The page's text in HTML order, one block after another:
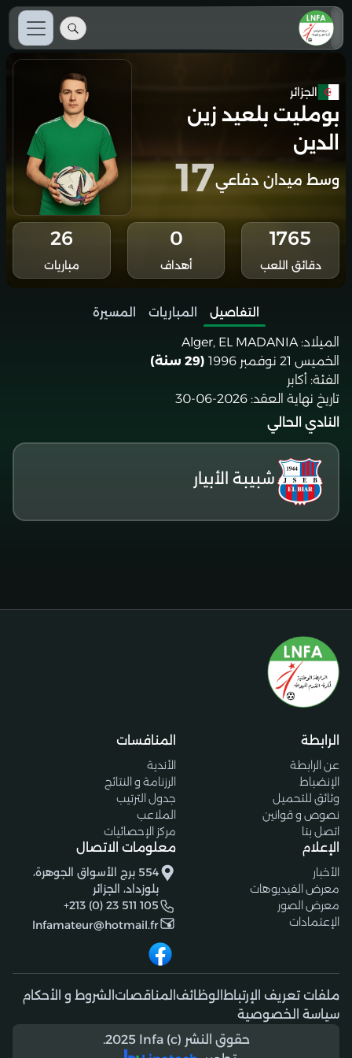
الجزائر
بومليت بلعيد زين
الدين
وسط ميدان دفاعي17
1765
دقائق اللعب
0
أهداف
26
مباريات
التفاصيل المباريات
المسيرة
الميلاد: Alger, EL MADANIA
الخميس 21 نوفمبر 1996
(29 سنة)
الفئة: أكابر
تاريخ نهاية العقد: 2026-06-30
النادي الحالي
شبيبة الأبيار
الرابطة
عن الرابطة
الإنضباط
وثائق للتحميل
نصوص و قوانين
اتصل بنا
المنافسات
الأندية
الرزنامة و النتائج
جدول الترتيب
الملاعب
مركز الإحصائيات
الإعلام
الأخبار
معرض الفيديوهات
معرض الصور
الإعتمادات
معلومات الاتصال
554 برج الأسواق الجوهرة،
بلوزداد، الجزائر
+213 (0) 23 511 105
lnfamateur@hotmail.fr
ملفات تعريف الإرتباط الوظائف المناقصات الشروط و الأحكام
سياسة الخصوصية
حقوق النشر (c) 2025 lnfa.